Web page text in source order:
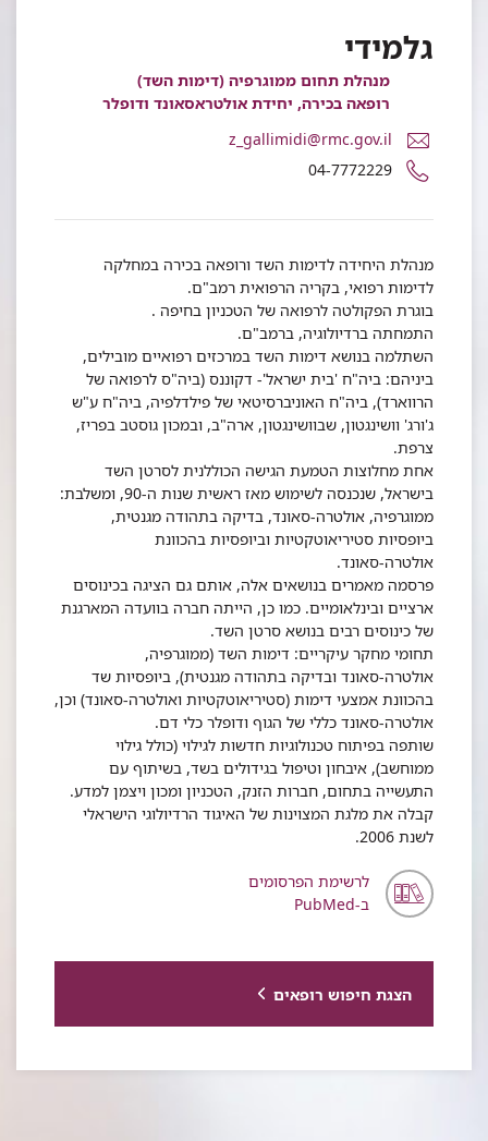
גלמידי
מנהלת תחום ממוגרפיה (דימות השד)
רופאה בכירה, יחידת אולטראסאונד ודופלר
דואר
אלקטרוני
ד"ר
גלמידי
z_gallimidi@rmc.gov.il
מספר
טלפון
זהבה
גלמידי
04-7772229
מנהלת היחידה לדימות השד ורופאה בכירה במחלקה
לדימות רפואי, בקריה הרפואית רמב"ם.
בוגרת הפקולטה לרפואה של הטכניון בחיפה .
התמחתה ברדיולוגיה, ברמב"ם.
השתלמה בנושא דימות השד במרכזים רפואיים מובילים,
ביניהם: ביה"ח 'בית ישראל'- דקוננס (ביה"ס לרפואה של
הרווארד), ביה"ח האוניברסיטאי של פילדלפיה, ביה"ח ע"ש
ג'ורג' וושינגטון, שבוושינגטון, ארה"ב, ובמכון גוסטב בפריז,
צרפת.
אחת מחלוצות הטמעת הגישה הכוללנית לסרטן השד
בישראל, שנכנסה לשימוש מאז ראשית שנות ה-90, ומשלבת:
ממוגרפיה, אולטרה-סאונד, בדיקה בתהודה מגנטית,
ביופסיות סטיריאוטקטיות וביופסיות בהכוונת
אולטרה-סאונד.
פרסמה מאמרים בנושאים אלה, אותם גם הציגה בכינוסים
ארציים ובינלאומיים. כמו כן, הייתה חברה בוועדה המארגנת
של כינוסים רבים בנושא סרטן השד.
תחומי מחקר עיקריים: דימות השד (ממוגרפיה,
אולטרה-סאונד ובדיקה בתהודה מגנטית), ביופסיות שד
בהכוונת אמצעי דימות (סטיריאוטקטיות ואולטרה-סאונד) וכן,
אולטרה-סאונד כללי של הגוף ודופלר כלי דם.
שותפה בפיתוח טכנולוגיות חדשות לגילוי (כולל גילוי
ממוחשב), איבחון וטיפול בגידולים בשד, בשיתוף עם
התעשייה בתחום, חברות הזנק, הטכניון ומכון ויצמן למדע.
קבלה את מלגת המצוינות של האיגוד הרדיולוגי הישראלי
לשנת 2006.
לרשימת הפרסומים
ב-PubMed
הצגת חיפוש רופאים